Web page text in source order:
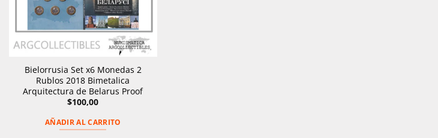
Bielorrusia Set x6 Monedas 2
Rublos 2018 Bimetalica
Arquitectura de Belarus Proof
$100,00
AÑADIR AL CARRITO